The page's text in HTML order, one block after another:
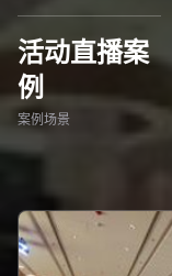
活动直播案
例
案例场景